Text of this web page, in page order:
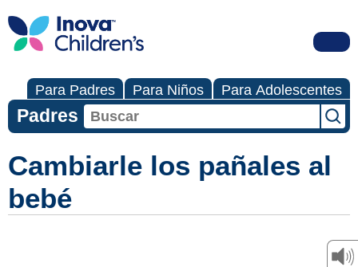
Para Padres Para Niños Para Adolescentes
Padres
Cambiarle los pañales al
bebé